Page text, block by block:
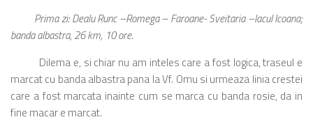
Prima zi: Dealu Runc –Romega – Faroane- Sveitaria –lacul Icoana;
banda albastra, 26 km, 10 ore.
Dilema e, si chiar nu am inteles care a fost logica, traseul e
marcat cu banda albastra pana la Vf. Omu si urmeaza linia crestei
care a fost marcata inainte cum se marca cu banda rosie, da in
fine macar e marcat.